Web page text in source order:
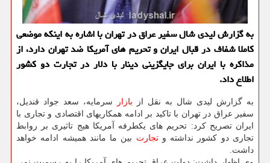
به گزارش لیدی شال سفیر عراق در تهران با اشاره به اینكه موضعی
كاملا شفاف در قبال ایران و تحریم های آمریكا ضد تهران دارد، از
مذاكره با ایران برای جایگزینی دینار با دلار در تجارت دو كشور
اطلاع داد.
به گزارش لیدی شال به نقل از بازار
سرمایه، سعد جواد قندیل،
سفیر عراق در تهران با تاكید بر ادامه همكاریهای اقتصادی و تجاری با
ایران تصریح كرد: تحریم های یكطرفه آمریكا هیج تاثیری بر روابط
تجاری دو كشور نداشته وتجارت بین ما مانند همیشه ادامه خواهد
داشت.